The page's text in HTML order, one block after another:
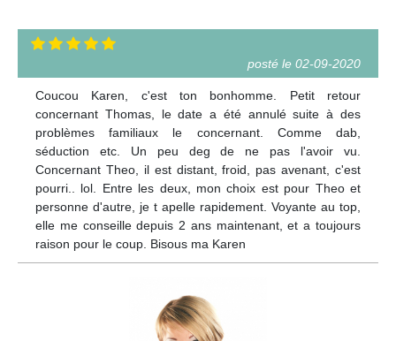
posté le 02-09-2020
Coucou Karen, c'est ton bonhomme. Petit retour
concernant Thomas, le date a été annulé suite à des
problèmes familiaux le concernant. Comme dab,
séduction etc. Un peu deg de ne pas l'avoir vu.
Concernant Theo, il est distant, froid, pas avenant, c'est
pourri.. lol. Entre les deux, mon choix est pour Theo et
personne d'autre, je t apelle rapidement. Voyante au top,
elle me conseille depuis 2 ans maintenant, et a toujours
raison pour le coup. Bisous ma Karen